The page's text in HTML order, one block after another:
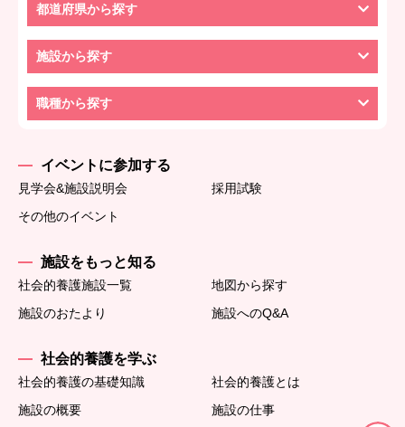
都道府県から探す
施設から探す
職種から探す
イベントに参加する
見学会&施設説明会
採用試験
その他のイベント
施設をもっと知る
社会的養護施設一覧
地図から探す
施設のおたより
施設へのQ&A
社会的養護を学ぶ
社会的養護の基礎知識
社会的養護とは
施設の概要
施設の仕事